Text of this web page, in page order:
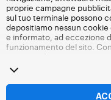
proprie campagne
sul tuo terminale possono
depositiamo nessun
e informato, ad eccezione
funzionamento del sito.
revocare il tuo consenso in
dei cookie e altri tracker
senza accettare il
impedisce l'accesso ai